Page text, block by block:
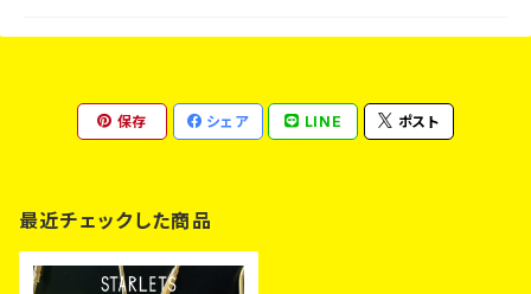
保存 シェア LINE ポスト
最近チェックした商品